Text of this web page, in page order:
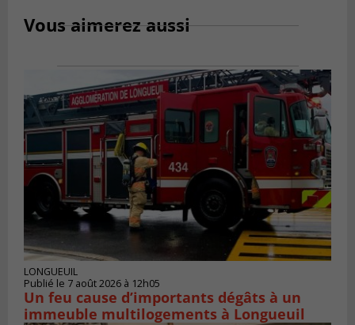
Vous aimerez aussi
LONGUEUIL
Publié le 7 août 2026 à 12h05
Un feu cause d’importants dégâts à un
immeuble multilogements à Longueuil